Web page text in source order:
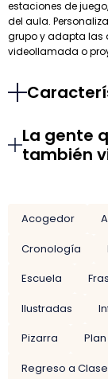
estaciones de
del aula.
grupo y adapta las
videollamada o
La gente
también
Acogedor
Cronología
Escuela
Ilustradas
Pizarra
Regreso a